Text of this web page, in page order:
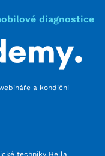
diagnostice
a kondiční